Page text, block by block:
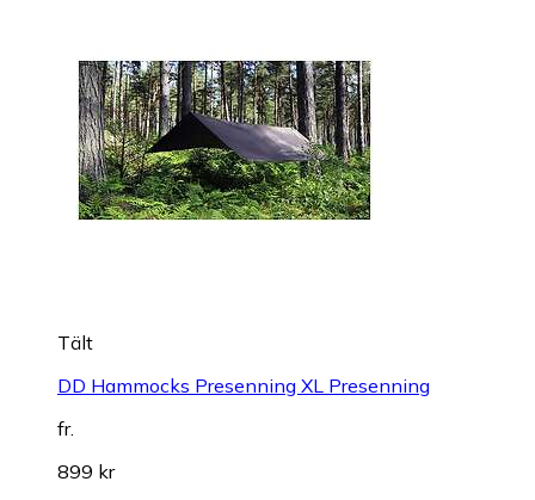
Tält
DD Hammocks Presenning XL Presenning
fr.
899 kr